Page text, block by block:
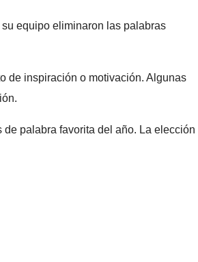
equipo eliminaron las palabras
de inspiración o motivación. Algunas
palabra favorita del año. La elección